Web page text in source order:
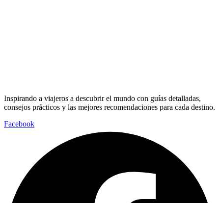
Inspirando a viajeros a descubrir el mundo con guías detalladas,
consejos prácticos y las mejores recomendaciones para cada destino.
Facebook